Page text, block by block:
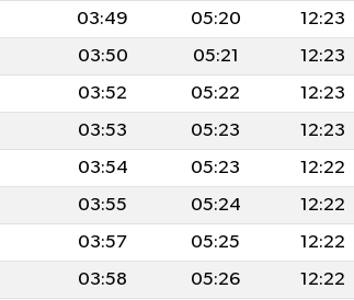
03:49 05:20 12:23
03:50 05:21 12:23
03:52 05:22 12:23
03:53 05:23 12:23
03:54 05:23 12:22
03:55 05:24 12:22
03:57 05:25 12:22
03:58 05:26 12:22